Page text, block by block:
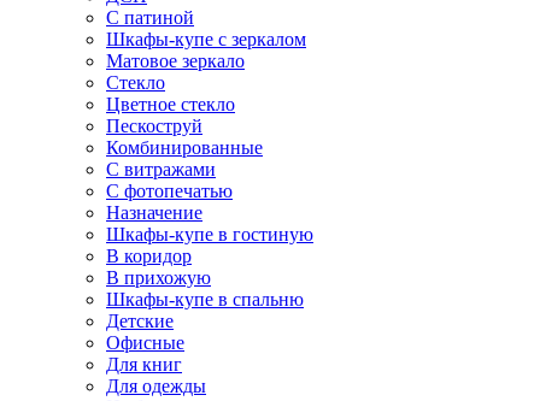
С патиной
Шкафы-купе с зеркалом
Матовое зеркало
Стекло
Цветное стекло
Пескоструй
Комбинированные
С витражами
С фотопечатью
Назначение
Шкафы-купе в гостиную
В коридор
В прихожую
Шкафы-купе в спальню
Детские
Офисные
Для книг
Для одежды